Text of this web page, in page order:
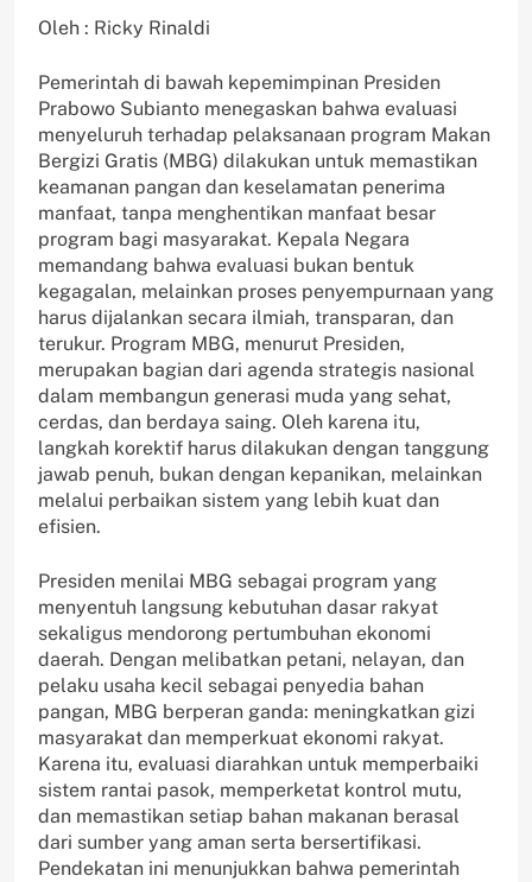
Oleh : Ricky Rinaldi
Pemerintah di bawah kepemimpinan Presiden
Prabowo Subianto menegaskan bahwa evaluasi
menyeluruh terhadap pelaksanaan program Makan
Bergizi Gratis (MBG) dilakukan untuk memastikan
keamanan pangan dan keselamatan penerima
manfaat, tanpa menghentikan manfaat besar
program bagi masyarakat. Kepala Negara
memandang bahwa evaluasi bukan bentuk
kegagalan, melainkan proses penyempurnaan yang
harus dijalankan secara ilmiah, transparan, dan
terukur. Program MBG, menurut Presiden,
merupakan bagian dari agenda strategis nasional
dalam membangun generasi muda yang sehat,
cerdas, dan berdaya saing. Oleh karena itu,
langkah korektif harus dilakukan dengan tanggung
jawab penuh, bukan dengan kepanikan, melainkan
melalui perbaikan sistem yang lebih kuat dan
efisien.
Presiden menilai MBG sebagai program yang
menyentuh langsung kebutuhan dasar rakyat
sekaligus mendorong pertumbuhan ekonomi
daerah. Dengan melibatkan petani, nelayan, dan
pelaku usaha kecil sebagai penyedia bahan
pangan, MBG berperan ganda: meningkatkan gizi
masyarakat dan memperkuat ekonomi rakyat.
Karena itu, evaluasi diarahkan untuk memperbaiki
sistem rantai pasok, memperketat kontrol mutu,
dan memastikan setiap bahan makanan berasal
dari sumber yang aman serta bersertifikasi.
Pendekatan ini menunjukkan bahwa pemerintah